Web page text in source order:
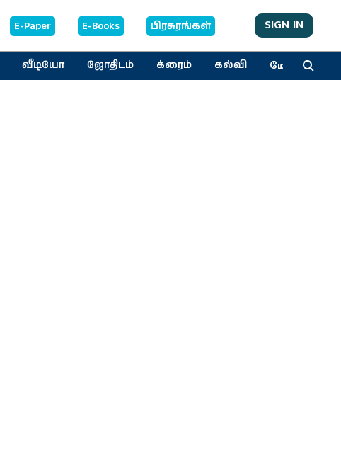
E-Paper E-Books பிரசுரங்கள் SIGN IN
வீடியோ ஜோதிடம் க்ரைம் கல்வி மேலும்